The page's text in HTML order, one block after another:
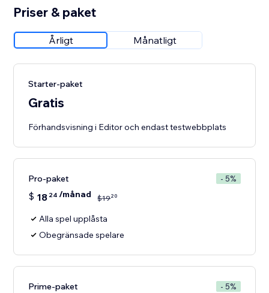
Priser & paket
Årligt Månatligt
Starter-paket
Gratis
Förhandsvisning i Editor och endast testwebbplats
Pro-paket - 5%
$ 18 24 /månad $1920
Alla spel upplåsta
Obegränsade spelare
Prime-paket - 5%